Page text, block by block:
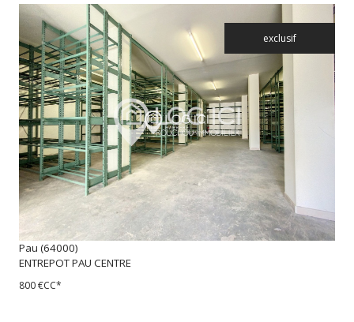
exclusif
voir le bien
Pau (64000)
ENTREPOT PAU CENTRE
800 €CC*